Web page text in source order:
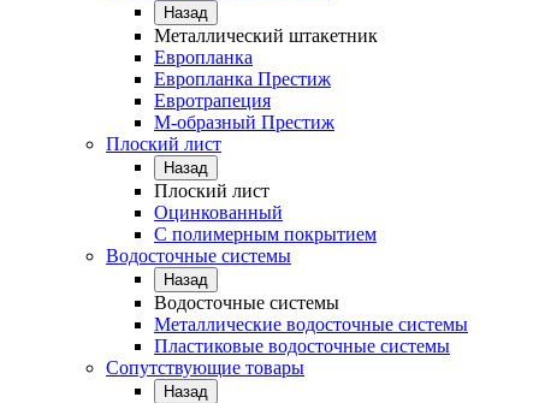
Назад
Металлический штакетник
Европланка
Европланка Престиж
Евротрапеция
М-образный Престиж
Плоский лист
Назад
Плоский лист
Оцинкованный
С полимерным покрытием
Водосточные системы
Назад
Водосточные системы
Металлические водосточные системы
Пластиковые водосточные системы
Сопутствующие товары
Назад